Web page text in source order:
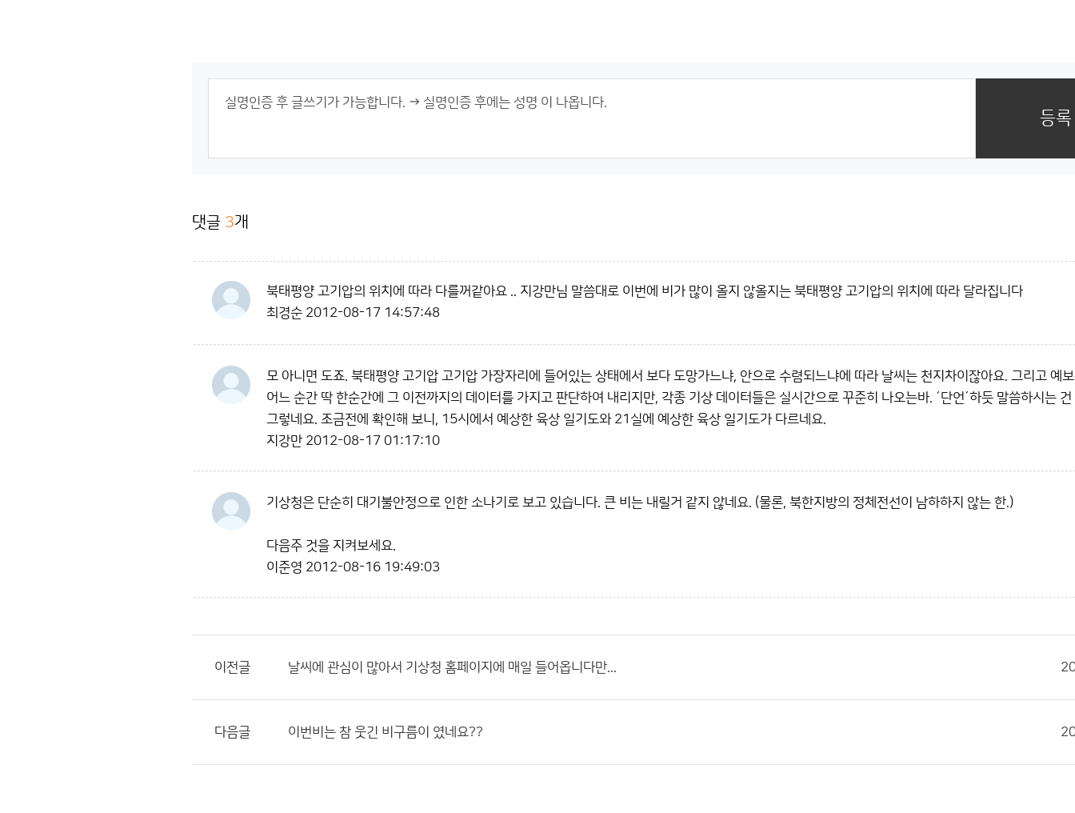
등록
댓글 3개
북태평양 고기압의 위치에 따라 다를꺼같아요 .. 지강만님 말씀대로 이번에 비가 많이 올지 않올지는 북태평양 고기압의 위치에 따라 달라집니다
최경순 2012-08-17 14:57:48
모 아니면 도죠. 북태평양 고기압 고기압 가장자리에 들어있는 상태에서 보다 도망가느냐, 안으로 수렴되느냐에 따라 날씨는 천지차이잖아요. 그리고 예
어느 순간 딱 한순간에 그 이전까지의 데이터를 가지고 판단하여 내리지만, 각종 기상 데이터들은 실시간으로 꾸준히 나오는바. ´단언´하듯 말씀하시는 건
그렇네요. 조금전에 확인해 보니, 15시에서 예상한 육상 일기도와 21실에 예상한 육상 일기도가 다르네요.
지강만 2012-08-17 01:17:10
기상청은 단순히 대기불안정으로 인한 소나기로 보고 있습니다. 큰 비는 내릴거 같지 않네요. (물론, 북한지방의 정체전선이 남하하지 않는 한.)
다음주 것을 지켜보세요.
이준영 2012-08-16 19:49:03
이전글 날씨에 관심이 많아서 기상청 홈페이지에 매일 들어옵니다만...
다음글 이번비는 참 웃긴 비구름이 였네요??